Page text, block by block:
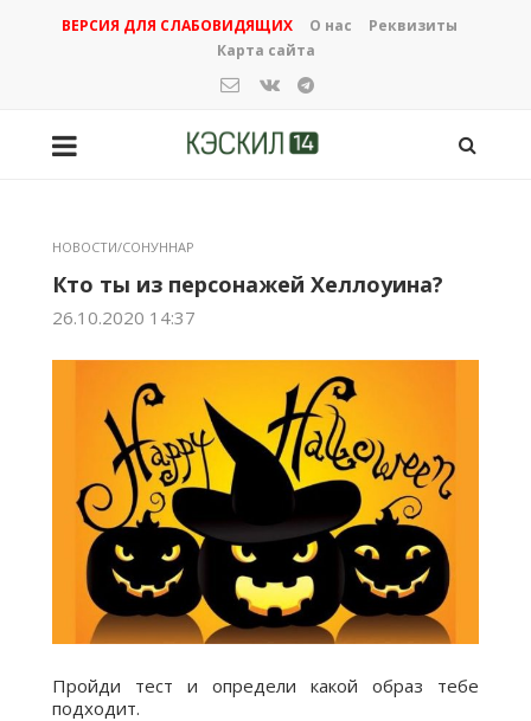
ВЕРСИЯ ДЛЯ СЛАБОВИДЯЩИХ О нас
Реквизиты
Карта сайта
НОВОСТИ/СОНУННАР
Кто ты из персонажей Хеллоуина?
26.10.2020 14:37
Пройди тест и определи какой образ тебе
подходит.